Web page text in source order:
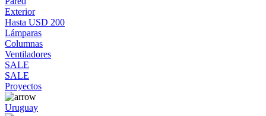
Exterior
Hasta USD 200
Lámparas
Columnas
Ventiladores
SALE
SALE
Proyectos
Uruguay